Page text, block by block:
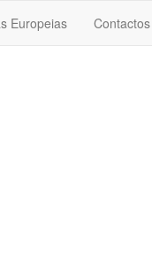
Europeias Contactos